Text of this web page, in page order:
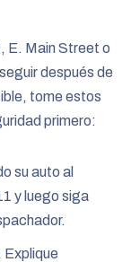
E. Main Street o
después de
tome estos
primero:
su auto al
y luego siga
Explique